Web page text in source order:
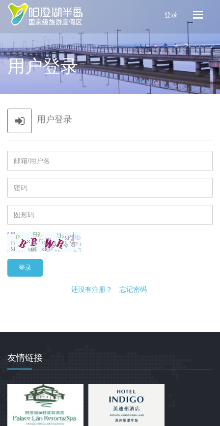
登录
用户登录
用户登录
登录
还没有注册？ 忘记密码
友情链接